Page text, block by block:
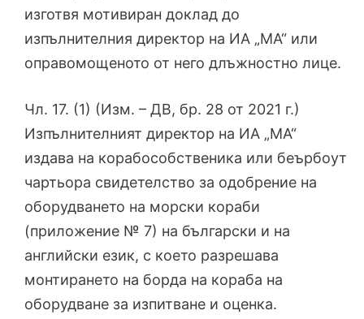
изготвя мотивиран доклад до
изпълнителния директор на ИА „МА“ или
оправомощеното от него длъжностно лице.
Чл. 17. (1) (Изм. – ДВ, бр. 28 от 2021 г.)
Изпълнителният директор на ИА „МА“
издава на корабособственика или беърбоут
чартьора свидетелство за одобрение на
оборудването на морски кораби
(приложение № 7) на български и на
английски език, с което разрешава
монтирането на борда на кораба на
оборудване за изпитване и оценка.